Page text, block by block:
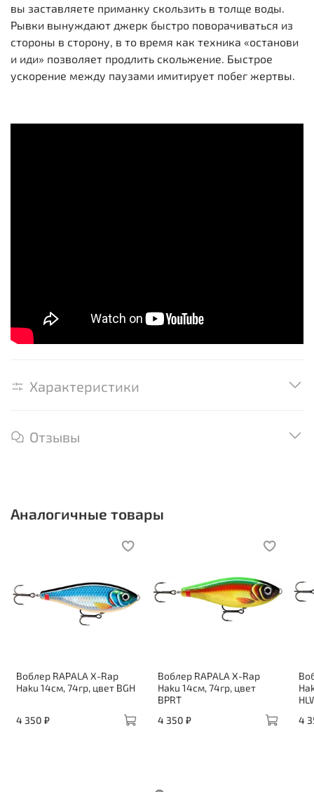
вы заставляете приманку скользить в толще воды.
Рывки вынуждают джерк быстро поворачиваться из
стороны в сторону, в то время как техника «останови
и иди» позволяет продлить скольжение. Быстрое
ускорение между паузами имитирует побег жертвы.
Характеристики
Отзывы
Аналогичные товары
Воблер RAPALA X-Rap
Haku 14см, 74гр, цвет BGH
4 350 ₽
Воблер RAPALA X-Rap
Haku 14см, 74гр, цвет
BPRT
4 350 ₽
4